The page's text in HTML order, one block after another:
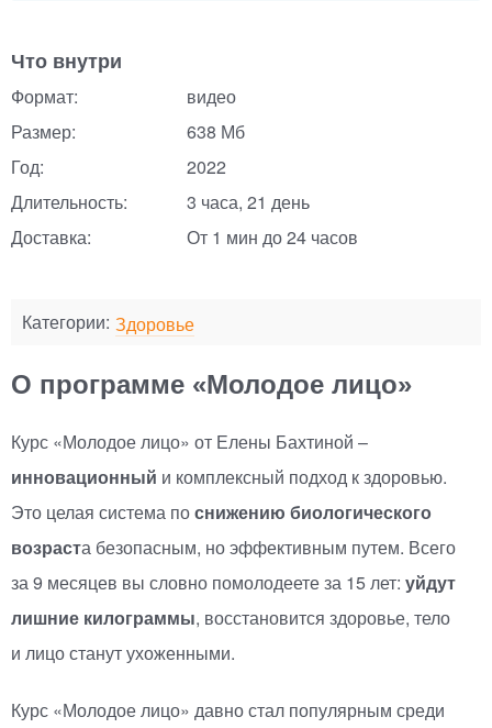
Что внутри
Формат:
видео
Размер:
638 Мб
Год:
2022
Длительность:
3 часа, 21 день
Доставка:
От 1 мин до 24 часов
Категории: Здоровье
О программе «Молодое лицо»
Курс «Молодое лицо» от Елены Бахтиной –
инновационный и комплексный подход к здоровью.
Это целая система поснижению биологического
возраста безопасным, но эффективным путем. Всего
за 9 месяцев вы словно помолодеете за 15 лет: уйдут
лишние килограммы, восстановится здоровье, тело
и лицо станут ухоженными.
Курс «Молодое лицо» давно стал популярным среди